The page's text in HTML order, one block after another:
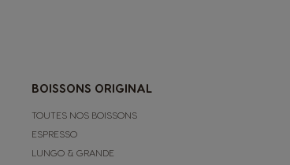
BOISSONS ORIGINAL
TOUTES NOS BOISSONS
ESPRESSO
LUNGO & GRANDE